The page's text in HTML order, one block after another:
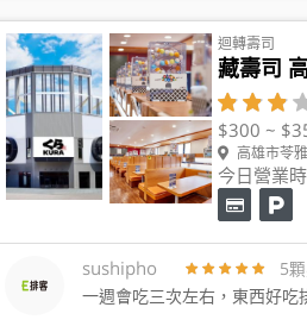
迴轉壽司
藏壽司
$300 ~
高雄市苓
今日營業
sushipho 5
一週會吃三次左右，東西好吃